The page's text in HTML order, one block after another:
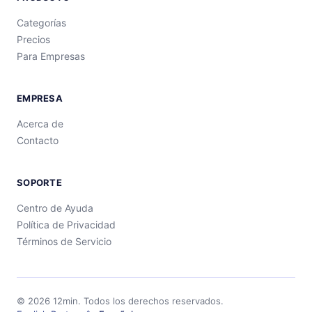
Categorías
Precios
Para Empresas
EMPRESA
Acerca de
Contacto
SOPORTE
Centro de Ayuda
Política de Privacidad
Términos de Servicio
© 2026 12min. Todos los derechos reservados.